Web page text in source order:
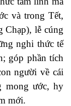
và trong Tết,
Chạp), lễ cúng
nghi thức tế
góp phần tích
người về cái
mong ước, hy
mới.